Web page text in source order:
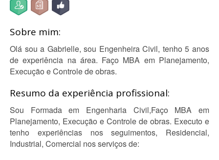
Sobre mim:
Olá sou a Gabrielle, sou Engenheira Civil, tenho 5 anos
de experiência na área. Faço MBA em Planejamento,
Execução e Controle de obras.
Resumo da experiência profissional:
Sou Formada em Engenharia Civil,Faço MBA em
Planejamento, Execução e Controle de obras. Executo e
tenho experiências nos seguimentos, Residencial,
Industrial, Comercial nos serviços de: